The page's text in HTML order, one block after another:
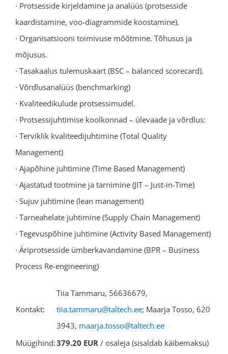
· Protsesside kirjeldamine ja analüüs (protsesside
kaardistamine, voo-diagrammide koostamine).
· Organisatsiooni toimivuse mõõtmine. Tõhusus ja
mõjusus.
· Tasakaalus tulemuskaart (BSC – balanced scorecard).
· Võrdlusanalüüs (benchmarking)
· Kvaliteedikulude protsessimudel.
· Protsessijuhtimise koolkonnad – ülevaade ja võrdlus:
· Terviklik kvaliteedijuhtimine (Total Quality
Management)
· Ajapõhine juhtimine (Time Based Management)
· Ajastatud tootmine ja tarnimine (JIT – Just-in-Time)
· Sujuv juhtimine (lean management)
· Tarneahelate juhtimine (Supply Chain Management)
· Tegevuspõhine juhtimine (Activity Based Management)
· Äriprotsesside ümberkavandamine (BPR – Business
Process Re-engineering)
Kontakt:
Tiia Tammaru, 56636679,
tiia.tammaru@taltech.ee; Maarja Tosso, 620
3943, maarja.tosso@taltech.ee
Müügihind:379.20 EUR / osaleja (sisaldab käibemaksu)